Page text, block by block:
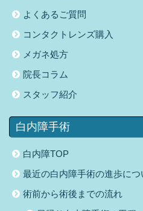
よくあるご質問
コンタクトレンズ購入
メガネ処方
院長コラム
スタッフ紹介
白内障手術
白内障TOP
最近の白内障手術の進歩につ
術前から術後までの流れ